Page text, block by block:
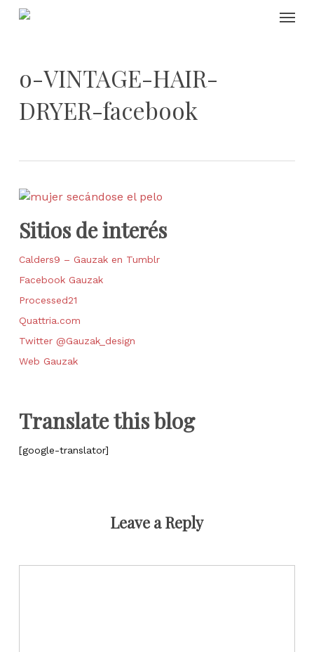
Skip
o-VINTAGE-HAIR-
DRYER-facebook
Sitios de interés
Calders9 – Gauzak en Tumblr
Facebook Gauzak
Processed21
Quattria.com
Twitter @Gauzak_design
Web Gauzak
Translate this blog
[google-translator]
Leave a Reply